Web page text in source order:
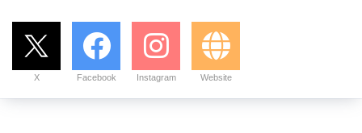
X Facebook Instagram Website